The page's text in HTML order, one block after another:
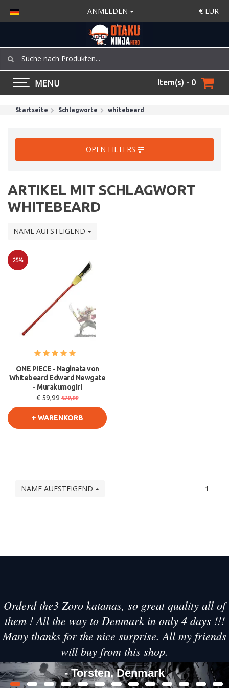
ANMELDEN € EUR
MENU Item(s) - 0
Startseite Schlagworte whitebeard
OPEN FILTERS
ARTIKEL MIT SCHLAGWORT
WHITEBEARD
NAME AUFSTEIGEND
25%
ONE PIECE - Naginata von
Whitebeard Edward Newgate
- Murakumogiri
€ 59,99 €79,99
+ WARENKORB
NAME AUFSTEIGEND 1
Orderd the3 Zoro katanas, so great quality all of
them ! All the way to Denmark in only 4 days !!!
Many thanks for the nice surprise. All my friends
will buy from this shop.
- Torsten, Denmark